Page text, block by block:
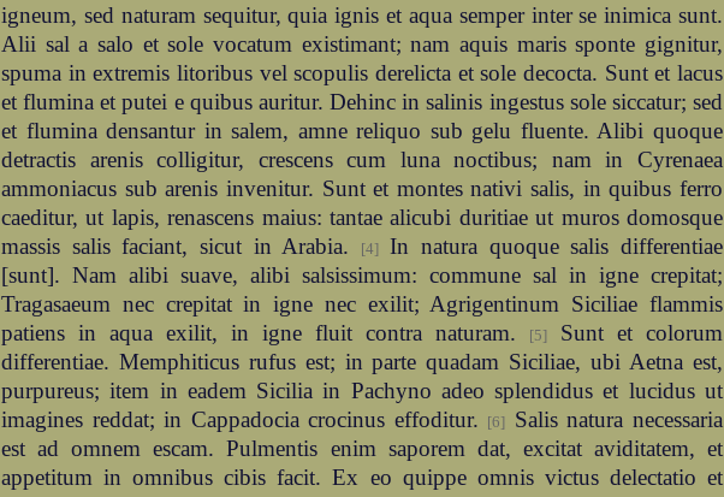
igneum, sed naturam sequitur, quia ignis et aqua semper inter se inimica sunt.
Alii sal a salo et sole vocatum existimant; nam aquis maris sponte gignitur,
spuma in extremis litoribus vel scopulis derelicta et sole decocta. Sunt et lacus
et flumina et putei e quibus auritur. Dehinc in salinis ingestus sole siccatur; sed
et flumina densantur in salem, amne reliquo sub gelu fluente. Alibi quoque
detractis arenis colligitur, crescens cum luna noctibus; nam in Cyrenaea
ammoniacus sub arenis invenitur. Sunt et montes nativi salis, in quibus ferro
caeditur, ut lapis, renascens maius: tantae alicubi duritiae ut muros domosque
massis salis faciant, sicut in Arabia.
[4]In natura quoque salis differentiae
[sunt]. Nam alibi suave, alibi salsissimum: commune sal in igne crepitat;
Tragasaeum nec crepitat in igne nec exilit; Agrigentinum Siciliae flammis
patiens in aqua exilit, in igne fluit contra naturam.
[5]
Sunt et colorum
differentiae. Memphiticus rufus est; in parte quadam Siciliae, ubi Aetna est,
purpureus; item in eadem Sicilia in Pachyno adeo splendidus et lucidus ut
imagines reddat; in Cappadocia crocinus effoditur. [6] Salis natura necessaria
est ad omnem escam. Pulmentis enim saporem dat, excitat aviditatem, et
appetitum in omnibus cibis facit. Ex eo quippe omnis victus delectatio et